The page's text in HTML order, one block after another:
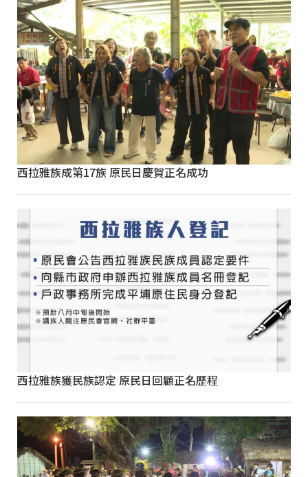
西拉雅族成第17族 原民日慶賀正名成功
西拉雅族獲民族認定 原民日回顧正名歷程